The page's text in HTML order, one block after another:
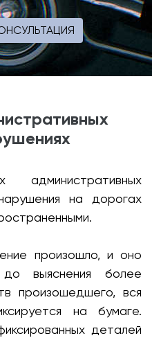
на дорогах
произошло, и оно
выяснения более
произошедшего, вся
на бумаге.
деталей